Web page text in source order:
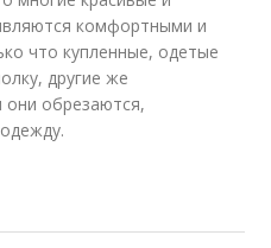
комфортными и
что купленные, одетые
другие же
обрезаются,